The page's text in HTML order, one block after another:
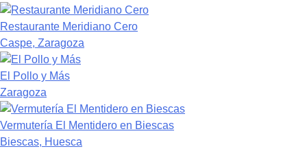
Restaurante Meridiano Cero
Caspe, Zaragoza
El Pollo y Más
Zaragoza
Vermutería El Mentidero en Biescas
Biescas, Huesca